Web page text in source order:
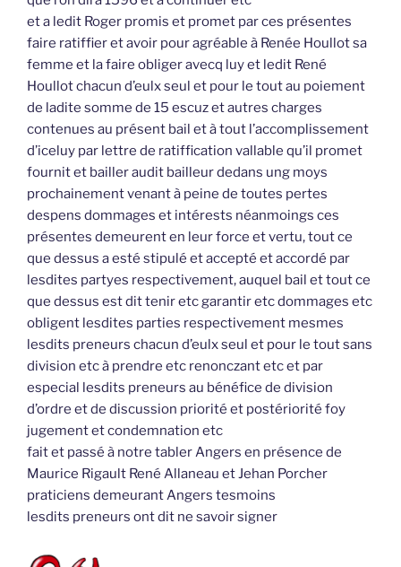
et a ledit Roger promis et promet par ces présentes
faire ratiffier et avoir pour agréable à Renée Houllot sa
femme et la faire obliger avecq luy et ledit René
Houllot chacun d’eulx seul et pour le tout au poiement
de ladite somme de 15 escuz et autres charges
contenues au présent bail et à tout l’accomplissement
d’iceluy par lettre de ratiffication vallable qu’il promet
fournit et bailler audit bailleur dedans ung moys
prochainement venant à peine de toutes pertes
despens dommages et intérests néanmoings ces
présentes demeurent en leur force et vertu, tout ce
que dessus a esté stipulé et accepté et accordé par
lesdites partyes respectivement, auquel bail et tout ce
que dessus est dit tenir etc garantir etc dommages etc
obligent lesdites parties respectivement mesmes
lesdits preneurs chacun d’eulx seul et pour le tout sans
division etc à prendre etc renonczant etc et par
especial lesdits preneurs au bénéfice de division
d’ordre et de discussion priorité et postériorité foy
jugement et condemnation etc
fait et passé à notre tabler Angers en présence de
Maurice Rigault René Allaneau et Jehan Porcher
praticiens demeurant Angers tesmoins
lesdits preneurs ont dit ne savoir signer